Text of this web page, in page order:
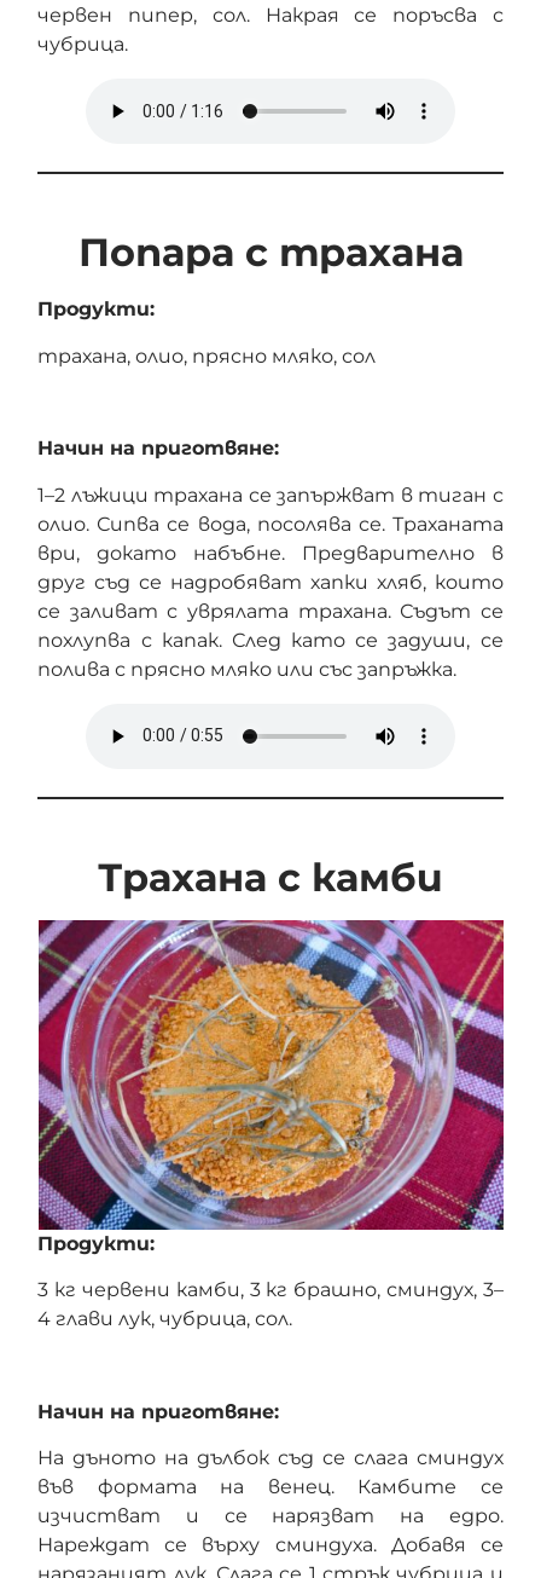
червен пипер, сол. Накрая се поръсва с
чубрица.
Попара с трахана
Продукти:
трахана, олио, прясно мляко, сол
Начин на приготвяне:
1–2 лъжици трахана се запържват в тиган с
олио. Сипва се вода, посолява се. Траханата
ври, докато набъбне. Предварително в
друг съд се надробяват хапки хляб, които
се заливат с уврялата трахана. Съдът се
похлупва с капак. След като се задуши, се
полива с прясно мляко или със запръжка.
Трахана с камби
Продукти:
3 кг червени камби, 3 кг брашно, сминдух, 3–
4 глави лук, чубрица, сол.
Начин на приготвяне:
На дъното на дълбок съд се слага сминдух
във формата на венец. Камбите се
изчистват и се нарязват на едро.
Нареждат се върху сминдуха. Добавя се